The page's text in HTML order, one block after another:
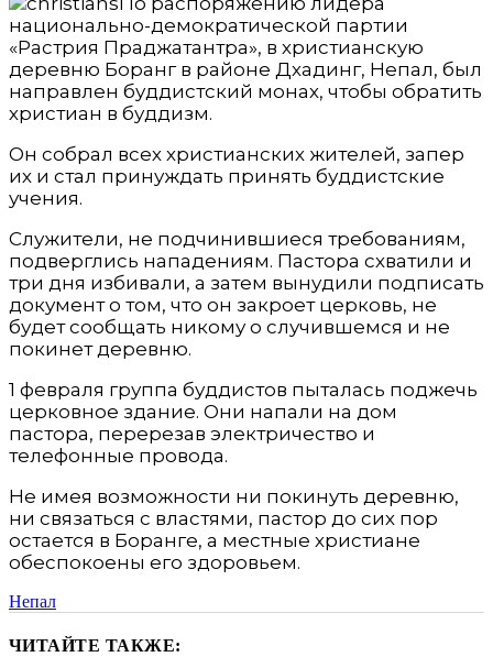
национально-демократической партии
«Растрия Праджатантра», в христианскую
деревню Боранг в районе Дхадинг, Непал, был
направлен буддистский монах, чтобы обратить
христиан в буддизм.
Он собрал всех христианских жителей, запер
их и стал принуждать принять буддистские
учения.
Служители, не подчинившиеся требованиям,
подверглись нападениям. Пастора схватили и
три дня избивали, а затем вынудили подписать
документ о том, что он закроет церковь, не
будет сообщать никому о случившемся и не
покинет деревню.
1 февраля группа буддистов пыталась поджечь
церковное здание. Они напали на дом
пастора, перерезав электричество и
телефонные провода.
Не имея возможности ни покинуть деревню,
ни связаться с властями, пастор до сих пор
остается в Боранге, а местные христиане
обеспокоены его здоровьем.
Непал
ЧИТАЙТЕ ТАКЖЕ: